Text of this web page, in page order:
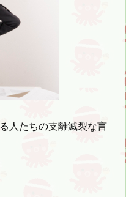
人たちの支離滅裂な言